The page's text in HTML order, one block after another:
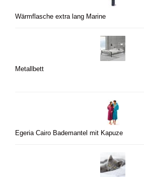
Wärmflasche extra lang Marine
Metallbett
Egeria Cairo Bademantel mit Kapuze